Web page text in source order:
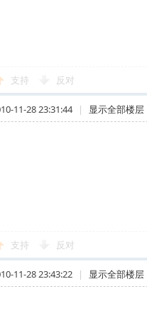
支持 反对
11-28 23:31:44 | 显示全部楼层
支持 反对
11-28 23:43:22 | 显示全部楼层